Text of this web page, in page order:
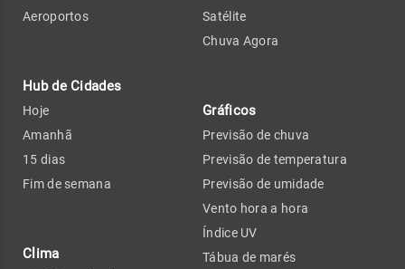
Aeroportos
Hub de Cidades
Hoje
Amanhã
15 dias
Fim de semana
Clima
Satélite
Chuva Agora
Gráficos
Previsão de chuva
Previsão de temperatura
Previsão de umidade
Vento hora a hora
Índice UV
Tábua de marés